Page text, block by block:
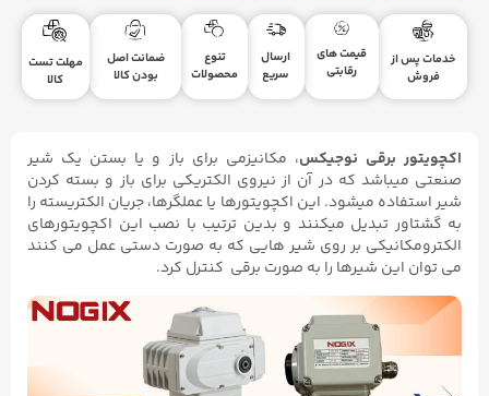
خدمات پس از
فروش
قیمت های
رقابتی
ارسال
سریع
تنوع
محصولات
ضمانت اصل
بودن کالا
مهلت تست
کالا
اکچویتور برقی نوجیکس، مکانیزمی برای باز و یا بستن یک شیر
صنعتی میباشد که در آن از نیروی الکتریکی برای باز و بسته کردن
شیر استفاده میشود. این اکچویتورها یا عملگرها، جریان الکتریسته را
به گشتاور تبدیل میکنند و بدین ترتیب با نصب این اکچویتورهای
الکترومکانیکی بر روی شیر هایی که به صورت دستی عمل می کنند
می توان این شیرها را به صورت برقی کنترل کرد.